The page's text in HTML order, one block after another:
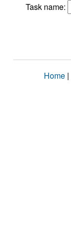
Task name:
Home |